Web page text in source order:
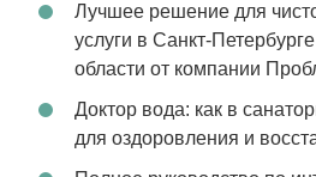
Лучшее решение для
услуги в Санкт-
области от компании
Доктор вода: как в
для оздоровления и